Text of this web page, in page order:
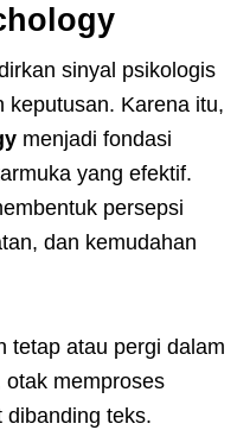
sinyal psikologis
keputusan. Karena itu,
menjadi fondasi
yang efektif.
persepsi
dan kemudahan
tetap atau pergi dalam
otak memproses
dibanding teks.